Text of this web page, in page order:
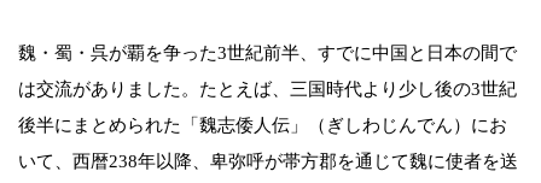
魏・蜀・呉が覇を争った3世紀前半、すでに中国と日本の間で
は交流がありました。たとえば、三国時代より少し後の3世紀
後半にまとめられた「魏志倭人伝」（ぎしわじんでん）にお
いて、西暦238年以降、卑弥呼が帯方郡を通じて魏に使者を送